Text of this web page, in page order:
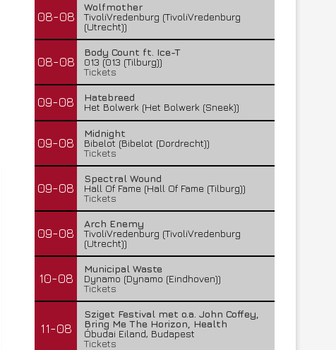
08-08
Wolfmother
TivoliVredenburg (TivoliVredenburg
(Utrecht))
08-08
Body Count ft. Ice-T
013 (013 (Tilburg))
Tickets
09-08
Hatebreed
Het Bolwerk (Het Bolwerk (Sneek))
09-08
Midnight
Bibelot (Bibelot (Dordrecht))
Tickets
09-08
Spectral Wound
Hall Of Fame (Hall Of Fame (Tilburg))
Tickets
09-08
Arch Enemy
TivoliVredenburg (TivoliVredenburg
(Utrecht))
10-08
Municipal Waste
Dynamo (Dynamo (Eindhoven))
Tickets
11-08
Sziget Festival met o.a. John Coffey,
Bring Me The Horizon, Health
Óbudai Eiland, Budapest
Tickets